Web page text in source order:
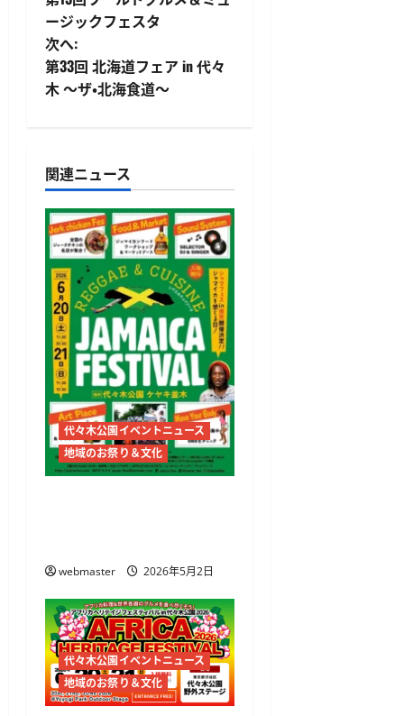
稿
ナ
ビ
ー
シ
ョ
ン
ージックフェスタ
次へ:
第33回 北海道フェア in 代々
木 ～ザ・北海食道～
関連ニュース
代々木公園イベントニュース
地域のお祭り＆文化
webmaster 2026年5月2日
代々木公園イベントニュース
地域のお祭り＆文化